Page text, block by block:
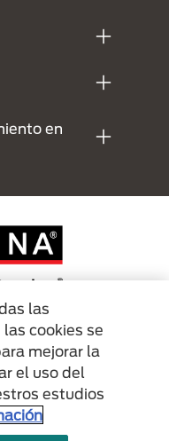
en
Purina
des Produits Nestlé S.A.,
with permission.
de
las
cookies se
mejorar la
el uso del
estudios